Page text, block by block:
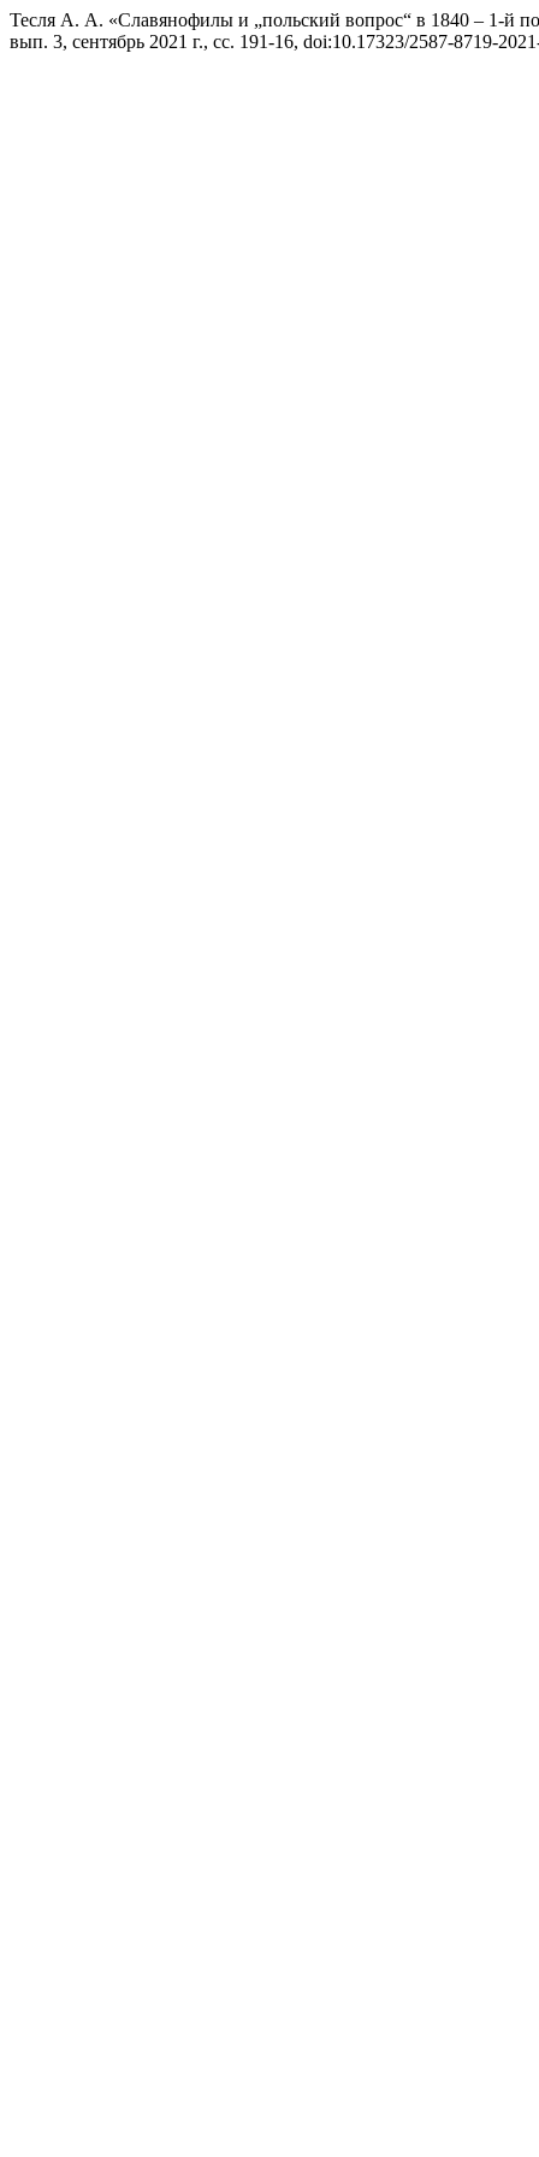
Тесля А. А. «Славянофилы и „польский вопрос“ в 1840 – 1-й
вып. 3, сентябрь 2021 г., сс. 191-16, doi:10.17323/2587-8719-